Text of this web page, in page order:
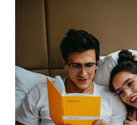
Футляр:
Салфетка для чистки:
Пол:
Категория:
Бренд:
Использование: